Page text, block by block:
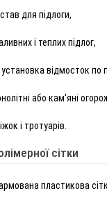
для підлоги,
і теплих підлог,
відмосток по
або кам'яні
і тротуарів.
сітки
пластикова